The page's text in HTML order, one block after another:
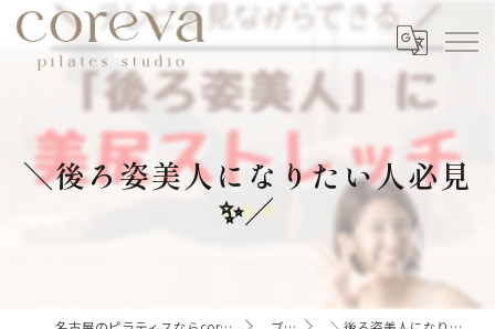
＼後ろ姿美人になりたい人必見
✨／